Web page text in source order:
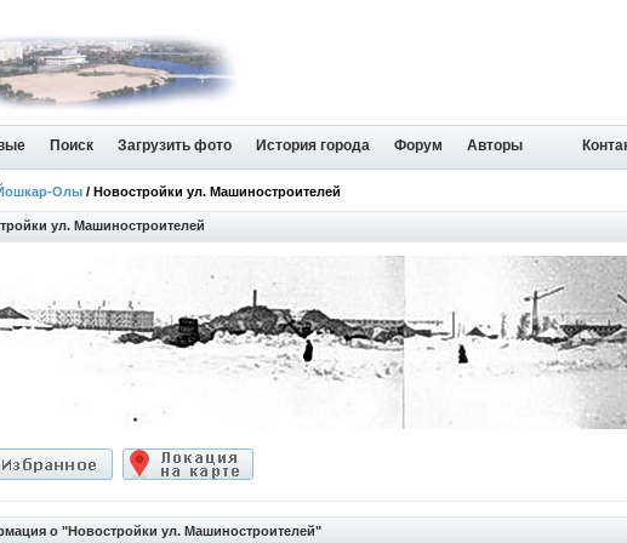
Поиск Загрузить фото История города Форум Авторы
Олы / Новостройки ул. Машиностроителей
ул. Машиностроителей
о "Новостройки ул. Машиностроителей"